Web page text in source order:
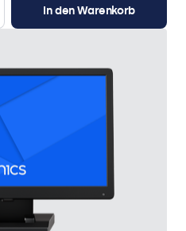
In den Warenkorb